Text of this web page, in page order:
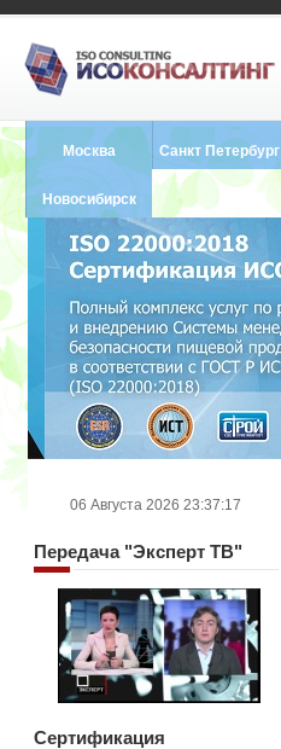
Москва Санкт Петербург
8 (812) 748-2493
Новосибирск
8 (383) 227-8449
06 Августа 2026 23:37:17
Передача"Эксперт ТВ"
Сертификация